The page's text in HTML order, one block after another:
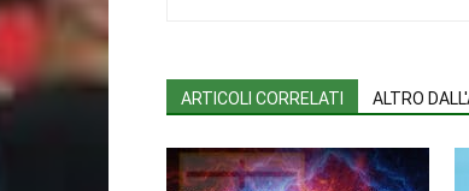
ARTICOLI CORRELATI ALTRO